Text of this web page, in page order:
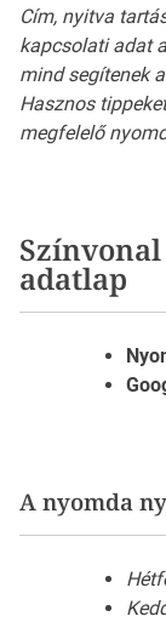
Cím, nyitva
kapcsolati adat
mind segítenek
Hasznos
megfelelő
adatlap
A nyomda